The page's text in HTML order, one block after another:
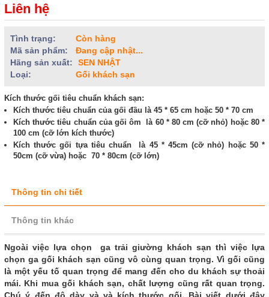
Liên hệ
Tình trạng:
Còn hàng
Mã sản phẩm:
Đang cập nhật...
Hãng sản xuất:
SEN NHẬT
Loại:
Gối khách sạn
Kích thước gối tiêu chuẩn khách sạn:
Kích thước tiêu chuẩn của gối đầu là 45 * 65 cm hoặc 50 * 70 cm
Kích thước tiêu chuẩn của gối ôm là 60 * 80 cm (cỡ nhỏ) hoặc 80 *
100 cm (cỡ lớn kích thước)
Kích thước gối tựa tiêu chuẩn là 45 * 45cm (cỡ nhỏ) hoặc 50 *
50cm (cỡ vừa) hoặc 70 * 80cm (cỡ lớn)
Thông tin chi tiết
Thông tin khác
Ngoài việc lựa chọn ga trải giường khách sạn thì việc lựa
chọn ga gối khách sạn cũng vô cùng quan trọng. Vì gối cũng
là một yếu tố quan trọng để mang đến cho du khách sự thoải
mái. Khi mua gối khách sạn, chất lượng cũng rất quan trọng.